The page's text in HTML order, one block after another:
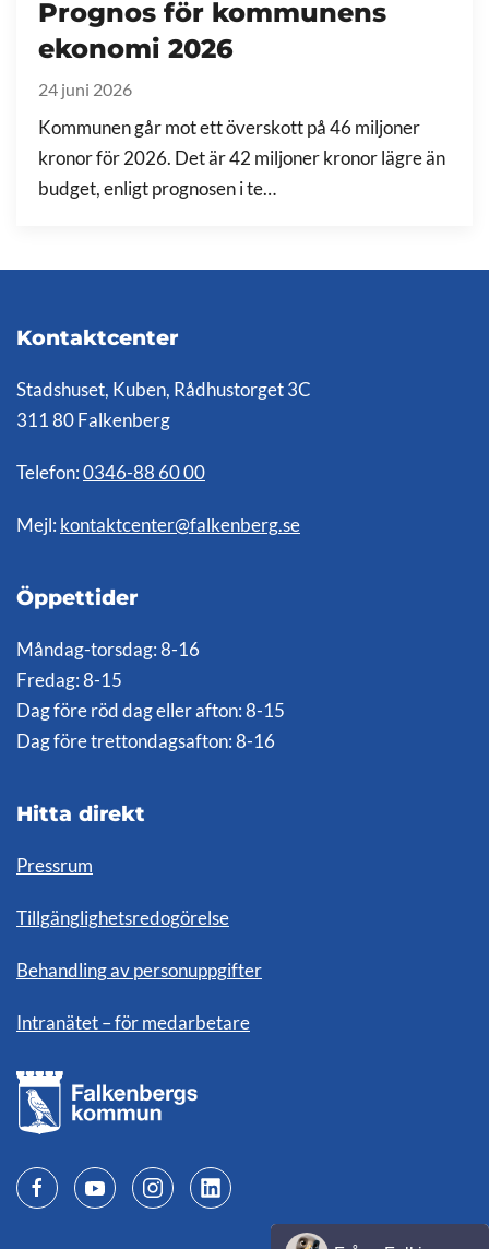
Prognos för kommunens
ekonomi 2026
24 juni 2026
Kommunen går mot ett överskott på 46 miljoner
kronor för 2026. Det är 42 miljoner kronor lägre än
budget, enligt prognosen i te…
Kontaktcenter
Stadshuset, Kuben, Rådhustorget 3C
311 80 Falkenberg
Telefon: 0346-88 60 00
Mejl: kontaktcenter@falkenberg.se
Öppettider
Måndag-torsdag: 8-16
Fredag: 8-15
Dag före röd dag eller afton: 8-15
Dag före trettondagsafton: 8-16
Hitta direkt
Pressrum
Tillgänglighetsredogörelse
Behandling av personuppgifter
Intranätet – för medarbetare